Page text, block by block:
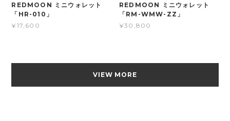
REDMOON ミニウォレット
「HR-010」
¥17,600
REDMOON ミニウォレット
「RM-WMW-ZZ」
¥30,800
VIEW MORE